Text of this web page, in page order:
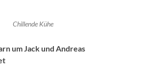
Chillende Kühe
um Jack und Andreas